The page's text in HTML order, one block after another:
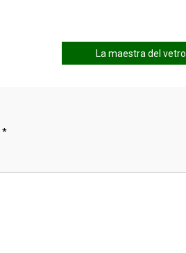
La maestra del vetro
*